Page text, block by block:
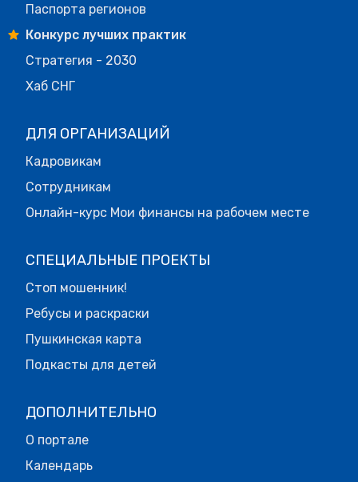
Паспорта регионов
Конкурс лучших практик
Стратегия - 2030
Хаб СНГ
ДЛЯ ОРГАНИЗАЦИЙ
Кадровикам
Сотрудникам
Онлайн-курс Мои финансы на рабочем месте
СПЕЦИАЛЬНЫЕ ПРОЕКТЫ
Стоп мошенник!
Ребусы и раскраски
Пушкинская карта
Подкасты для детей
ДОПОЛНИТЕЛЬНО
О портале
Календарь